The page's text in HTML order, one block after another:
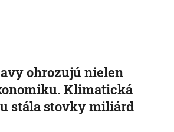
ohrozujú nielen
Klimatická
stála stovky miliárd